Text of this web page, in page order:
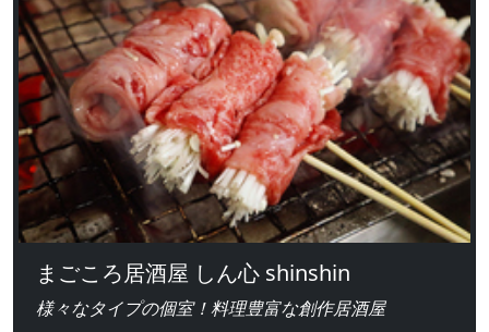
まごころ居酒屋 しん心 shinshin
様々なタイプの個室！料理豊富な創作居酒屋